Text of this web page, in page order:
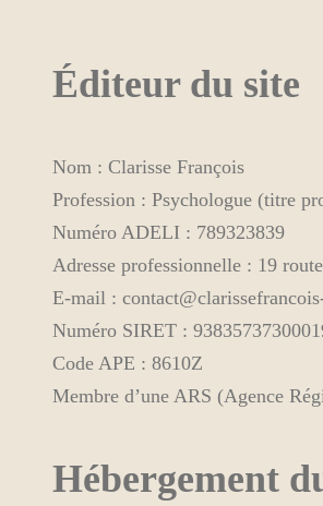
Éditeur du site
Nom : Clarisse François
Profession : Psychologue (titre
Numéro ADELI : 789323839
Adresse professionnelle : 19
E-mail :
Numéro SIRET :
Code APE : 8610Z
Membre d’une ARS (Agence
Hébergement